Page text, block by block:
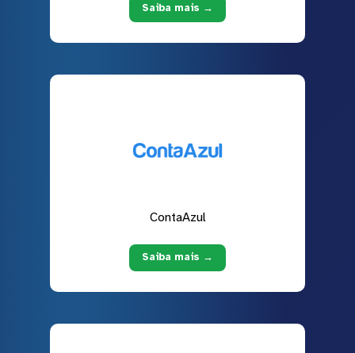
Saiba mais →
ContaAzul
Saiba mais →